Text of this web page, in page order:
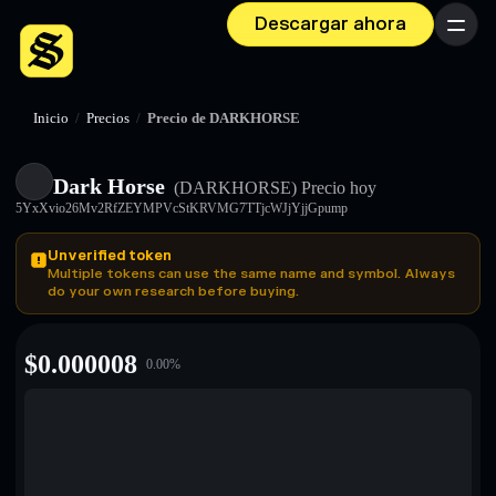
Descargar ahora Menú
Inicio / Precios / Precio de DARKHORSE
Dark Horse (DARKHORSE) Precio hoy
5YxXvio26Mv2RfZEYMPVcStKRVMG7TTjcWJjYjjGpump
Unverified token
Multiple tokens can use the same name and symbol. Always
do your own research before buying.
$0.000008 0.00%